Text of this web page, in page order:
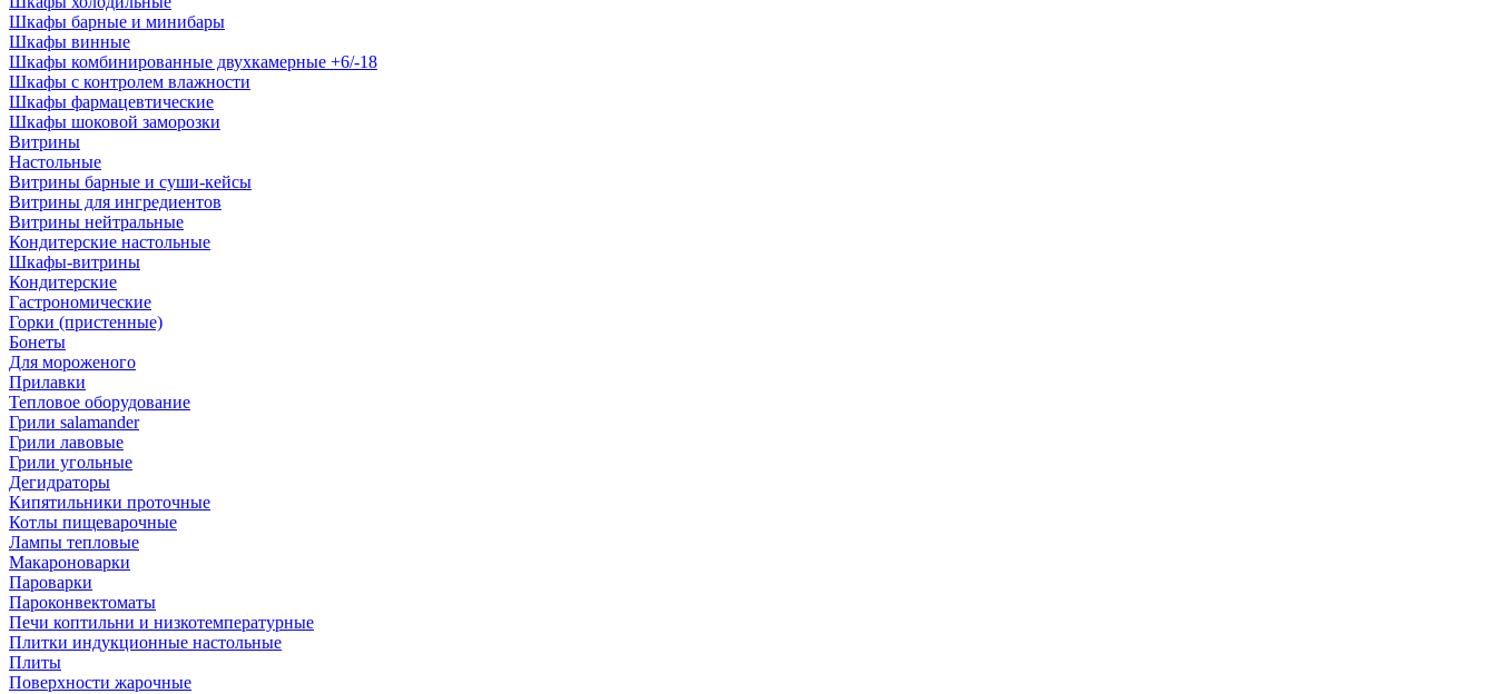
Шкафы барные и минибары
Шкафы винные
Шкафы комбинированные двухкамерные +6/-18
Шкафы с контролем влажности
Шкафы фармацевтические
Шкафы шоковой заморозки
Витрины
Настольные
Витрины барные и суши-кейсы
Витрины для ингредиентов
Витрины нейтральные
Кондитерские настольные
Шкафы-витрины
Кондитерские
Гастрономические
Горки (пристенные)
Бонеты
Для мороженого
Прилавки
Тепловое оборудование
Грили salamander
Грили лавовые
Грили угольные
Дегидраторы
Кипятильники проточные
Котлы пищеварочные
Лампы тепловые
Макароноварки
Пароварки
Пароконвектоматы
Печи коптильни и низкотемпературные
Плитки индукционные настольные
Плиты
Поверхности жарочные